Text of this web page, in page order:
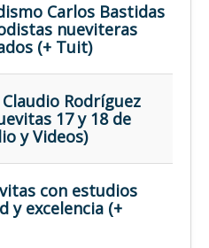
Carlos Bastidas
nueviteras
(+ Tuit)
Rodríguez
17 y 18 de
y Videos)
con estudios
y excelencia (+